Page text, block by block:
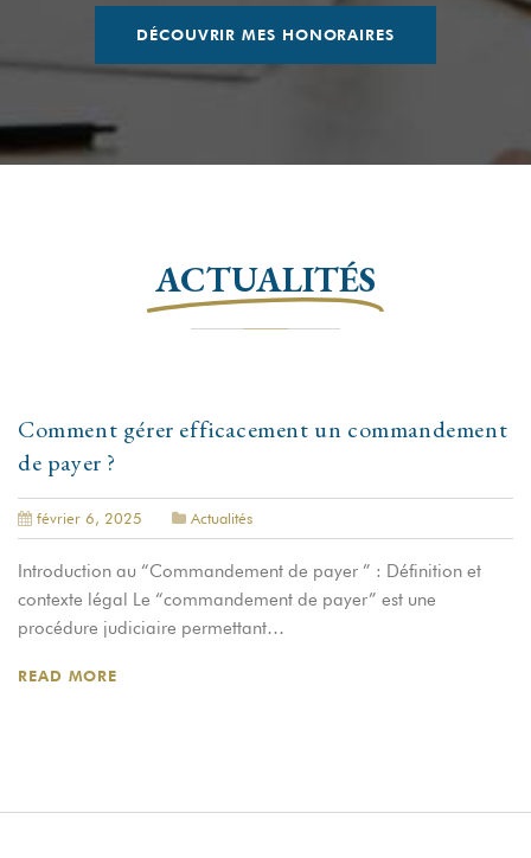
DÉCOUVRIR MES HONORAIRES
ACTUALITÉS
Comment gérer efficacement un commandement
de payer ?
février 6, 2025 Actualités
Introduction au “Commandement de payer ” : Définition et
contexte légal Le “commandement de payer” est une
procédure judiciaire permettant…
READ MORE